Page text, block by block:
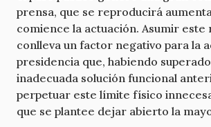
prensa, que se reproducirá
comience la actuación. Asumir este
conlleva un factor negativo para la
presidencia que, habiendo
inadecuada solución funcional
perpetuar este límite físico
que se plantee dejar abierto la